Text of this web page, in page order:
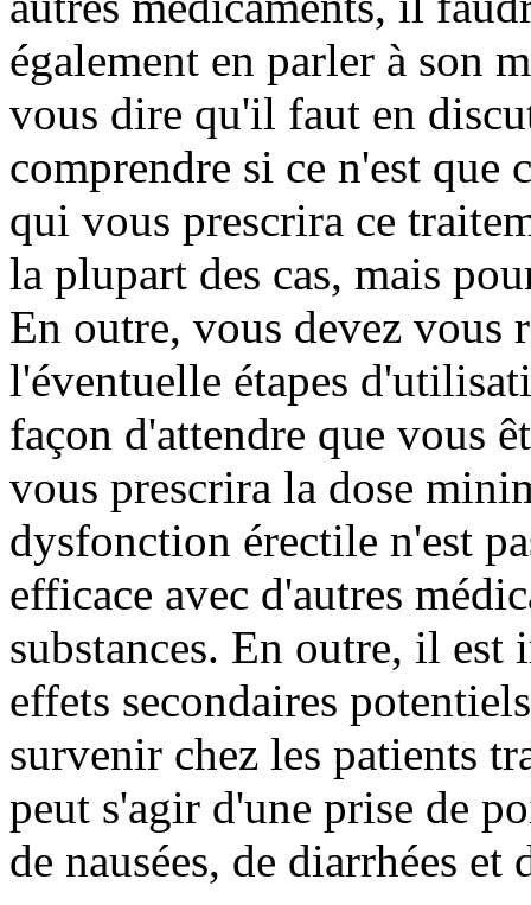
également en parler à son
vous dire qu'il faut en
comprendre si ce n'est que
qui vous prescrira ce
la plupart des cas, mais
En outre, vous devez vous
l'éventuelle étapes
façon d'attendre que vous
vous prescrira la dose
dysfonction érectile n'est
efficace avec d'autres
substances. En outre, il est
effets secondaires
survenir chez les patients
peut s'agir d'une prise de
de nausées, de diarrhées